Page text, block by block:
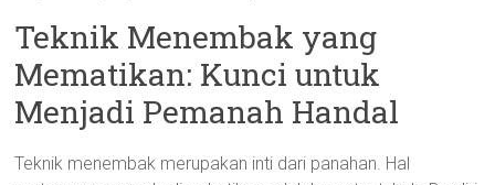
Teknik Menembak yang
Mematikan: Kunci untuk
Menjadi Pemanah Handal
Teknik menembak merupakan inti dari panahan. Hal